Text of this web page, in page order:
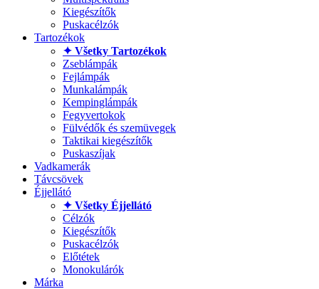
Kiegészítők
Puskacélzók
Tartozékok
✦ Všetky Tartozékok
Zseblámpák
Fejlámpák
Munkalámpák
Kempinglámpák
Fegyvertokok
Fülvédők és szemüvegek
Taktikai kiegészítők
Puskaszíjak
Vadkamerák
Távcsövek
Éjjellátó
✦ Všetky Éjjellátó
Célzók
Kiegészítők
Puskacélzók
Előtétek
Monokulárók
Márka